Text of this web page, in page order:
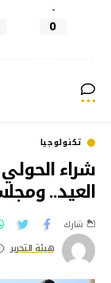
-
0
تكنولوجيا
شراء
العيد..
هيئة التحرير
شارك